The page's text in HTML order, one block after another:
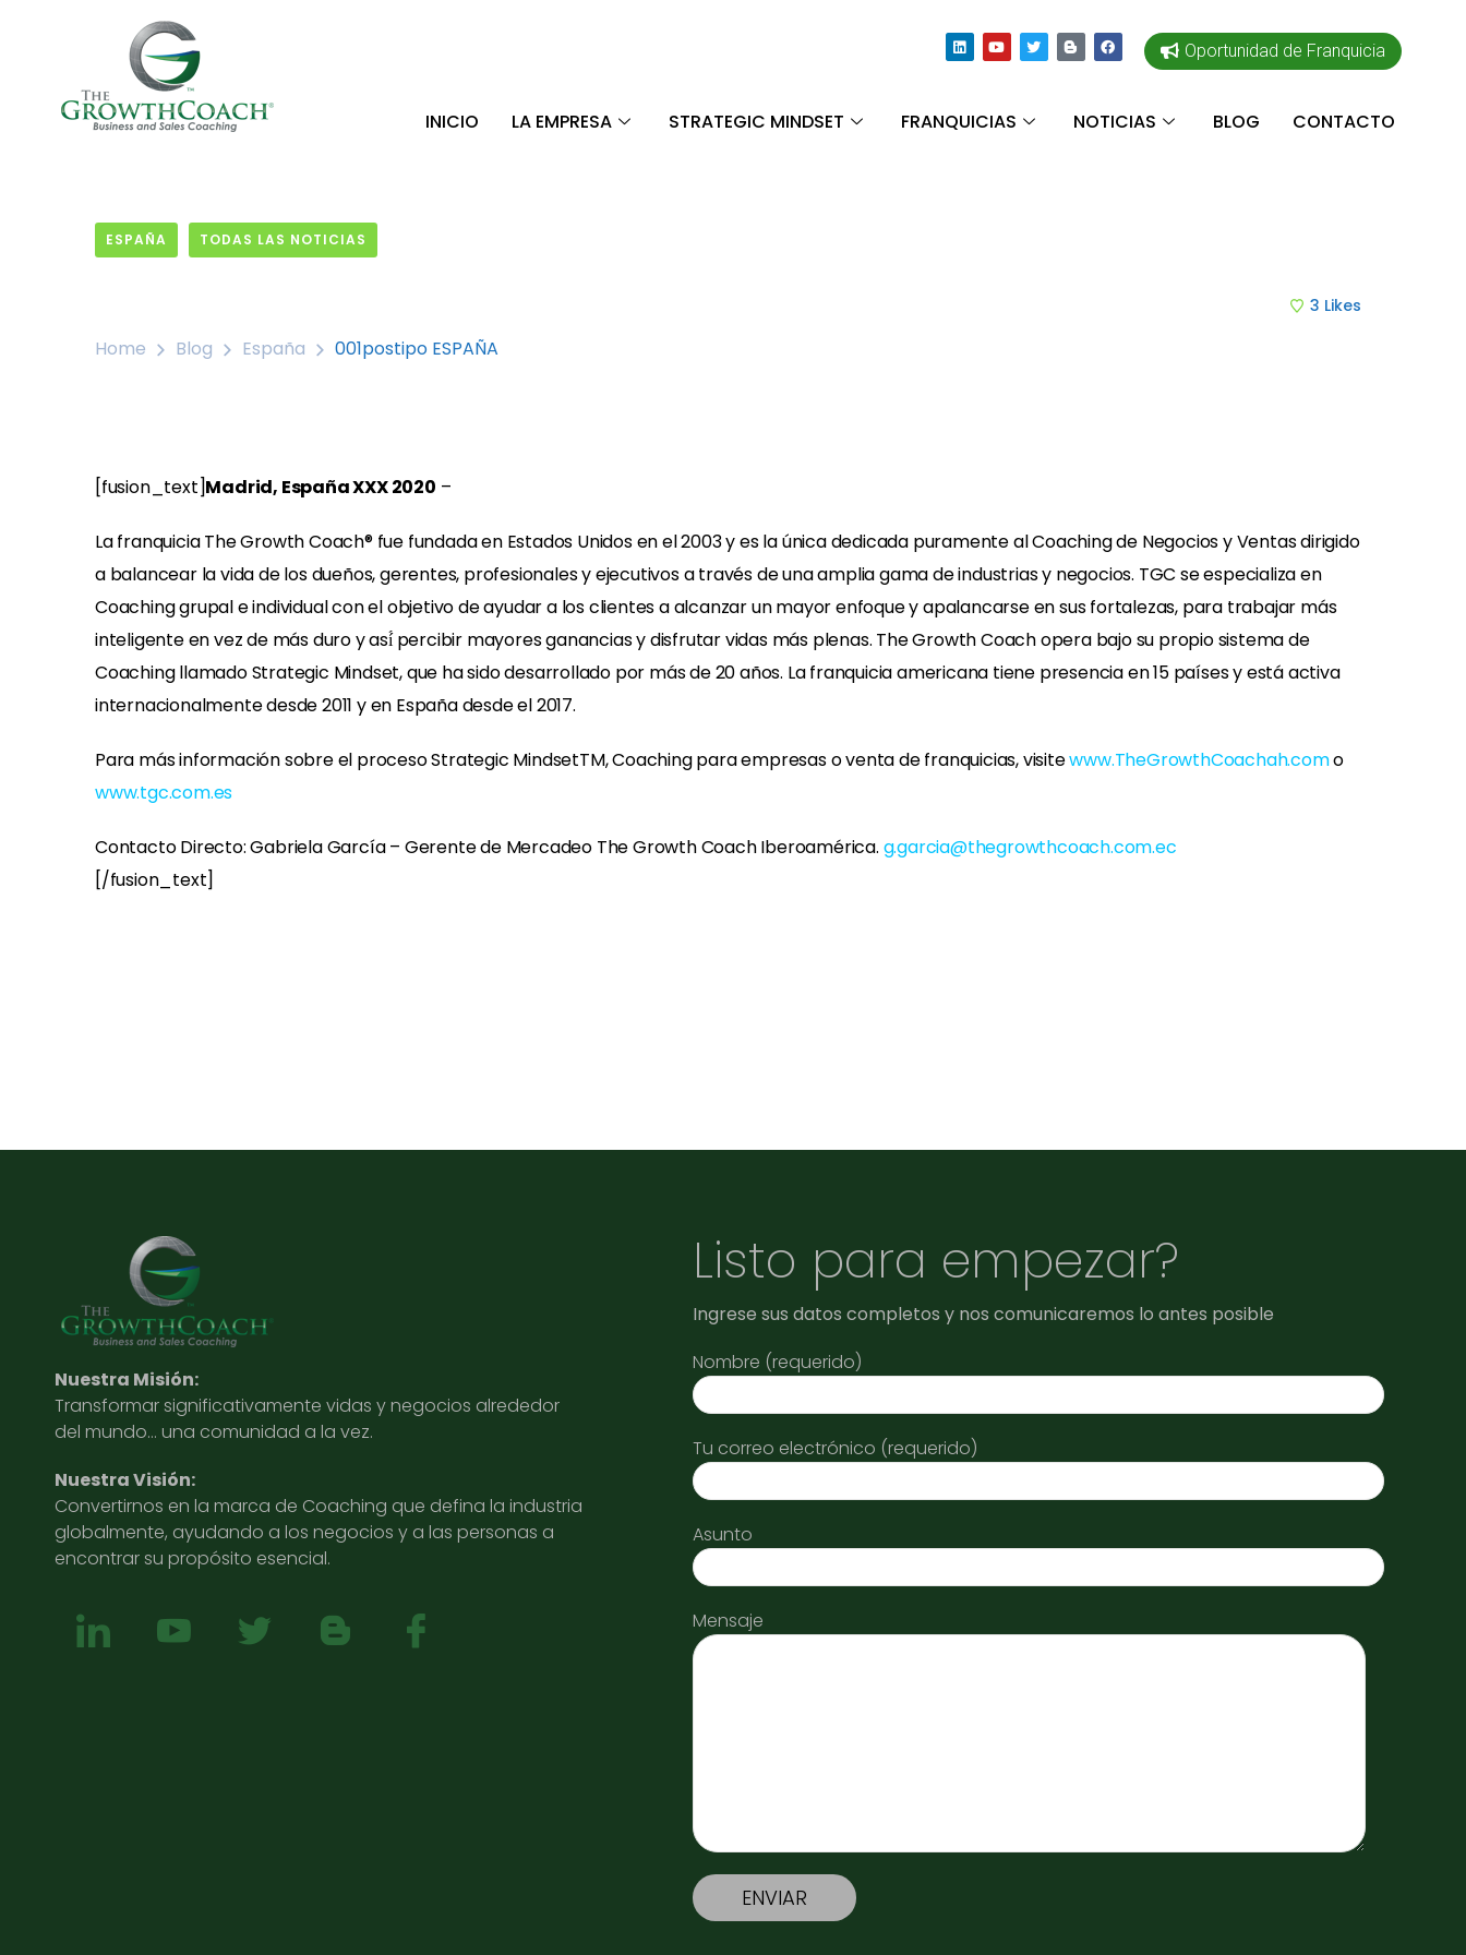
Oportunidad de Franquicia
INICIO LA EMPRESA STRATEGIC MINDSET FRANQUICIAS NOTICIAS BLOG CONTACTO
ESPAÑA TODAS LAS NOTICIAS
3 Likes
Home Blog España 001postipo ESPAÑA
[fusion_text]Madrid, España XXX 2020 –
La franquicia The Growth Coach® fue fundada en Estados Unidos en el 2003 y es la única dedicada puramente al Coaching de Negocios y Ventas dirigido
a balancear la vida de los dueños, gerentes, profesionales y ejecutivos a través de una amplia gama de industrias y negocios. TGC se especializa en
Coaching grupal e individual con el objetivo de ayudar a los clientes a alcanzar un mayor enfoque y apalancarse en sus fortalezas, para trabajar más
inteligente en vez de más duro y así́ percibir mayores ganancias y disfrutar vidas más plenas. The Growth Coach opera bajo su propio sistema de
Coaching llamado Strategic Mindset, que ha sido desarrollado por más de 20 años. La franquicia americana tiene presencia en 15 países y está activa
internacionalmente desde 2011 y en España desde el 2017.
Para más información sobre el proceso Strategic MindsetTM, Coaching para empresas o venta de franquicias, visitewww.TheGrowthCoachah.como
www.tgc.com.es
Contacto Directo: Gabriela García – Gerente de Mercadeo The Growth Coach Iberoamérica. g.garcia@thegrowthcoach.com.ec
[/fusion_text]
Nuestra Misión:
Transformar significativamente vidas y negocios alrededor
del mundo… una comunidad a la vez.
Nuestra Visión:
Convertirnos en la marca de Coaching que defina la industria
globalmente, ayudando a los negocios y a las personas a
encontrar su propósito esencial.
Listo para empezar?
Ingrese sus datos completos y nos comunicaremos lo antes posible
Nombre (requerido)
Tu correo electrónico (requerido)
Asunto
Mensaje